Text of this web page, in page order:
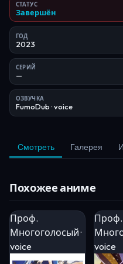
СТАТУС
Завершён
ГОД
2023
СЕРИЙ
—
ОЗВУЧКА
FumoDub· voice
Смотреть Галерея
Похожее аниме
Проф.
Многоголосый ·
voice
Проф.
voice